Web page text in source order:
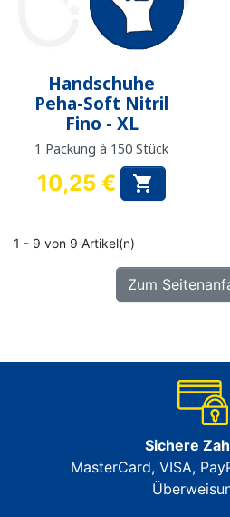
Handschuhe
Peha-Soft Nitril
Fino - XL
1 Packung à 150 Stück
Preis
10,25 € 
1 - 9 von 9 Artikel(n)
Zum
Sichere
MasterCard, VISA,